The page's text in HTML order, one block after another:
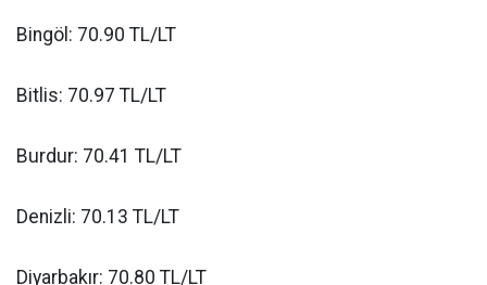
Bingöl: 70.90 TL/LT
Bitlis: 70.97 TL/LT
Burdur: 70.41 TL/LT
Denizli: 70.13 TL/LT
Diyarbakır: 70.80 TL/LT